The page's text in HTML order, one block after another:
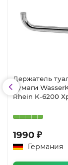
Держатель
бумаги
Rhein K-6200
1990 ₽
Германия